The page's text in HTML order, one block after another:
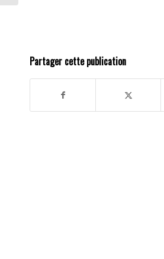
Partager cette publication